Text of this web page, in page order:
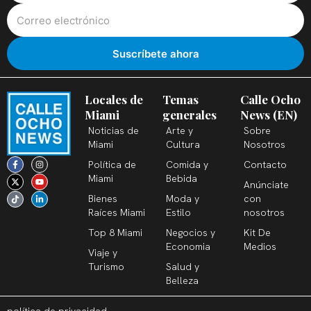
F
a
c
e
b
o
o
I
n
s
t
a
g
r
X
-
t
w
i
t
t
Y
o
u
t
u
b
e
T
i
k
t
o
k
L
i
n
k
e
d
i
Locales de
Miami
Noticias de
Miami
Política de
Miami
Bienes
Raíces Miami
Top 8 Miami
Viaje y
Turismo
Temas
generales
Arte y
Cultura
Comida y
Bebida
Moda y
Estilo
Negocios y
Economia
Salud y
Belleza
Calle Ocho
News (EN)
Sobre
Nosotros
Contacto
Anúnciate
con
nosotros
Kit De
Medios